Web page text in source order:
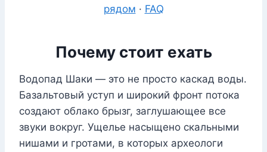
рядом · FAQ
Почему стоит ехать
Водопад Шаки — это не просто каскад воды.
Базальтовый уступ и широкий фронт потока
создают облако брызг, заглушающее все
звуки вокруг. Ущелье насыщено скальными
нишами и гротами, в которых археологи